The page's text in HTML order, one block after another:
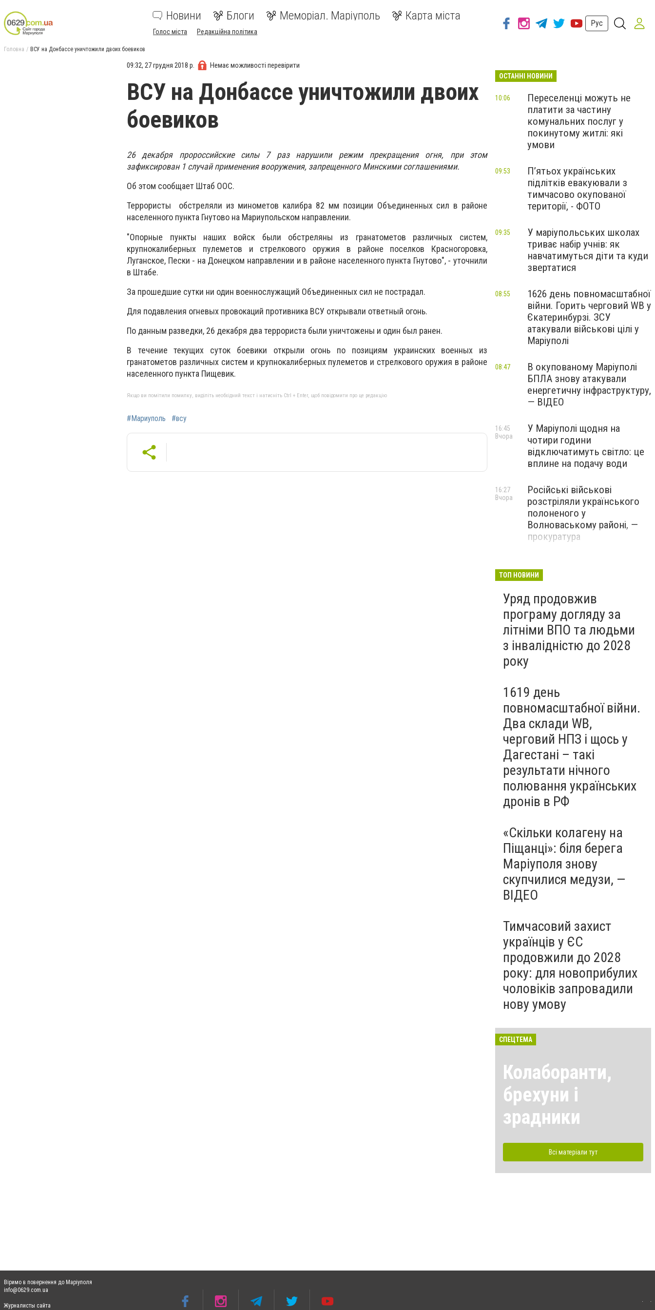
Новини Блоги Меморіал. Маріуполь Карта міста
Голос міста Редакційна політика
Рус
Головна ВСУ на Донбассе уничтожили двоих боевиков
09:32, 27 грудня 2018 р. Немає можливості перевірити
ВСУ на Донбассе уничтожили двоих
боевиков
26 декабря пророссийские силы 7 раз нарушили режим прекращения огня, при этом
зафиксирован 1 случай применения вооружения, запрещенного Минскими соглашениями.
Об этом сообщает Штаб ООС.
Террористы обстреляли из минометов калибра 82 мм позиции Объединенных сил в районе
населенного пункта Гнутово на Мариупольском направлении.
"Опорные пункты наших войск были обстреляны из гранатометов различных систем,
крупнокалиберных пулеметов и стрелкового оружия в районе поселков Красногоровка,
Луганское, Пески - на Донецком направлении и в районе населенного пункта Гнутово", - уточнили
в Штабе.
За прошедшие сутки ни один военнослужащий Объединенных сил не пострадал.
Для подавления огневых провокаций противника ВСУ открывали ответный огонь.
По данным разведки, 26 декабря два террориста были уничтожены и один был ранен.
В течение текущих суток боевики открыли огонь по позициям украинских военных из
гранатометов различных систем и крупнокалиберных пулеметов и стрелкового оружия в районе
населенного пункта Пищевик.
Якщо ви помітили помилку, виділіть необхідний текст і натисніть Ctrl + Enter, щоб повідомити про це редакцію
#Мариуполь #всу
ОСТАННІ НОВИНИ
Переселенці можуть не
платити за частину
комунальних послуг у
покинутому житлі: які
умови
10:06
П’ятьох українських
підлітків евакуювали з
тимчасово окупованої
території, - ФОТО
09:53
У маріупольських школах
триває набір учнів: як
навчатимуться діти та куди
звертатися
09:35
1626 день повномасштабної
війни. Горить черговий WB у
Єкатеринбурзі. ЗСУ
атакували військові цілі у
Маріуполі
08:55
В окупованому Маріуполі
БПЛА знову атакували
енергетичну інфраструктуру,
— ВІДЕО
08:47
У Маріуполі щодня на
чотири години
відключатимуть світло: це
вплине на подачу води
16:45
Вчора
Російські військові
розстріляли українського
полоненого у
Волноваському районі, —
прокуратура
16:27
Вчора
адміністрація оскаржує
судами право власності на
житло
Вчора
ТОП НОВИНИ
Уряд продовжив
програму догляду за
літніми ВПО та людьми
з інвалідністю до 2028
року
1619 день
повномасштабної війни.
Два склади WB,
черговий НПЗ і щось у
Дагестані – такі
результати нічного
полювання українських
дронів в РФ
«Скільки колагену на
Піщанці»: біля берега
Маріуполя знову
скупчилися медузи, —
ВІДЕО
Тимчасовий захист
українців у ЄС
продовжили до 2028
року: для новоприбулих
чоловіків запровадили
нову умову
СПЕЦТЕМА
Колаборанти,
брехуни і
зрадники
Всі матеріали тут
Віримо в повернення до Маріуполя
info@0629.com.ua
Журналисты сайта